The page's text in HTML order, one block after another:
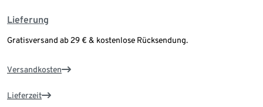
Lieferung
Gratisversand ab 29 € & kostenlose Rücksendung.
Versandkosten
Lieferzeit